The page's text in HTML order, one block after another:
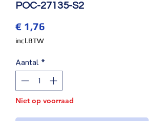
POC-27135-S2
€ 1,76
incl.BTW
Aantal *
Niet op voorraad